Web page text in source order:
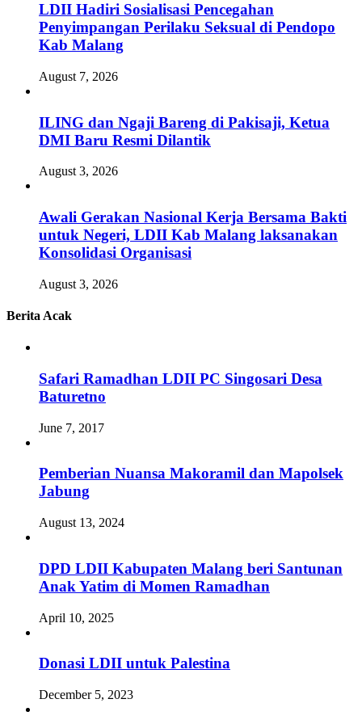
LDII Hadiri Sosialisasi Pencegahan
Penyimpangan Perilaku Seksual di Pendopo
Kab Malang
August 7, 2026
ILING dan Ngaji Bareng di Pakisaji, Ketua
DMI Baru Resmi Dilantik
August 3, 2026
Awali Gerakan Nasional Kerja Bersama Bakti
untuk Negeri, LDII Kab Malang laksanakan
Konsolidasi Organisasi
August 3, 2026
Berita Acak
Safari Ramadhan LDII PC Singosari Desa
Baturetno
June 7, 2017
Pemberian Nuansa Makoramil dan Mapolsek
Jabung
August 13, 2024
DPD LDII Kabupaten Malang beri Santunan
Anak Yatim di Momen Ramadhan
April 10, 2025
Donasi LDII untuk Palestina
December 5, 2023